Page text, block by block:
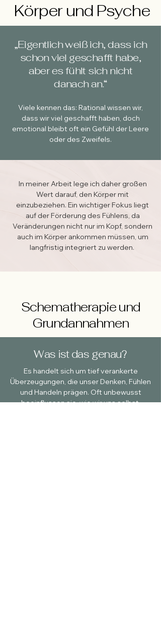
Körper und Psyche
„Eigentlich weiß ich, dass ich
schon viel geschafft habe,
aber es fühlt sich nicht
danach an.“
Viele kennen das: Rational wissen wir,
dass wir viel geschafft haben, doch
emotional bleibt oft ein Gefühl der Leere
oder des Zweifels.
In meiner Arbeit lege ich daher großen
Wert darauf, den Körper mit
einzubeziehen. Ein wichtiger Fokus liegt
auf der Förderung des Fühlens, da
Veränderungen nicht nur im Kopf, sondern
auch im Körper ankommen müssen, um
langfristig integriert zu werden.
Schematherapie und
Grundannahmen
Was ist das genau?
Es handelt sich um tief verankerte
Überzeugungen, die unser Denken, Fühlen
und Handeln prägen. Oft unbewusst
beeinflussen sie, wie wir uns selbst,